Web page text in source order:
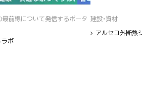
最前線について発信するポータ
ラボ
建設・資材
アルセコ外断熱